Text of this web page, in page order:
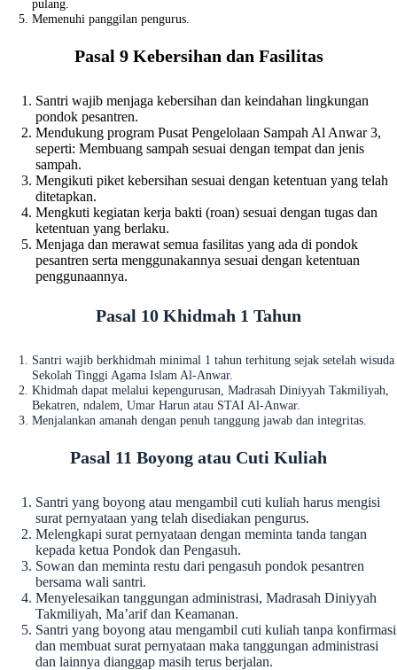
pulang.
Memenuhi panggilan pengurus.
Pasal 9 Kebersihan dan Fasilitas
Santri wajib menjaga kebersihan dan keindahan lingkungan
pondok pesantren.
Mendukung program Pusat Pengelolaan Sampah Al Anwar 3,
seperti: Membuang sampah sesuai dengan tempat dan jenis
sampah.
Mengikuti piket kebersihan sesuai dengan ketentuan yang telah
ditetapkan.
Mengkuti kegiatan kerja bakti (roan) sesuai dengan tugas dan
ketentuan yang berlaku.
Menjaga dan merawat semua fasilitas yang ada di pondok
pesantren serta menggunakannya sesuai dengan ketentuan
penggunaannya.
Pasal 10 Khidmah 1 Tahun
Santri wajib berkhidmah minimal 1 tahun terhitung sejak setelah wisuda
Sekolah Tinggi Agama Islam Al-Anwar.
Khidmah dapat melalui kepengurusan, Madrasah Diniyyah Takmiliyah,
Bekatren, ndalem, Umar Harun atau STAI Al-Anwar.
Menjalankan amanah dengan penuh tanggung jawab dan integritas.
Pasal 11 Boyong atau Cuti Kuliah
Santri yang boyong atau mengambil cuti kuliah harus mengisi
surat pernyataan yang telah disediakan pengurus.
Melengkapi surat pernyataan dengan meminta tanda tangan
kepada ketua Pondok dan Pengasuh.
Sowan dan meminta restu dari pengasuh pondok pesantren
bersama wali santri.
Menyelesaikan tanggungan administrasi, Madrasah Diniyyah
Takmiliyah, Ma’arif dan Keamanan.
Santri yang boyong atau mengambil cuti kuliah tanpa konfirmasi
dan membuat surat pernyataan maka tanggungan administrasi
dan lainnya dianggap masih terus berjalan.